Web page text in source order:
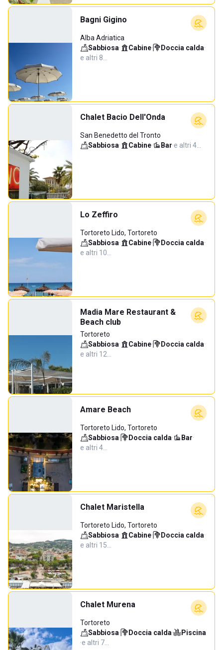
Bagni Gigino
Alba Adriatica
Sabbiosa· Cabine· Doccia calda·
e altri 8…
Chalet Bacio Dell'Onda
San Benedetto del Tronto
Sabbiosa· Cabine· Bar·e altri 4…
Lo Zeffiro
Tortoreto Lido, Tortoreto
Sabbiosa· Cabine· Doccia calda·
e altri 10…
Madia Mare Restaurant &
Beach club
Tortoreto
Sabbiosa· Cabine· Doccia calda·
e altri 12…
Amare Beach
Tortoreto Lido, Tortoreto
Sabbiosa· Doccia calda· Bar·
e altri 4…
Chalet Maristella
Tortoreto Lido, Tortoreto
Sabbiosa· Cabine· Doccia calda·
e altri 15…
Chalet Murena
Tortoreto
Sabbiosa· Doccia calda·
Piscina
·e altri 7…